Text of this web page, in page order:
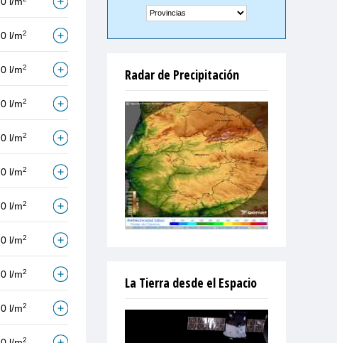
0 l/m2
0 l/m2
0 l/m2
0 l/m2
0 l/m2
0 l/m2
0 l/m2
0 l/m2
0 l/m2
2
Radar de Precipitación
La Tierra desde el Espacio